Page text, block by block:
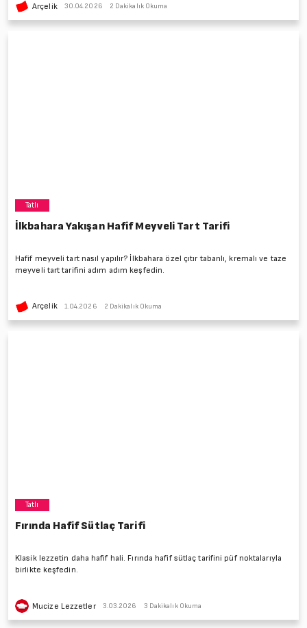
Arçelik 30.04.2026 2 Dakikalık Okuma
Tatlı
İlkbahara Yakışan Hafif Meyveli Tart Tarifi
Hafif meyveli tart nasıl yapılır? İlkbahara özel çıtır tabanlı, kremalı ve taze
meyveli tart tarifini adım adım keşfedin.
Arçelik 1.04.2026 2 Dakikalık Okuma
Tatlı
Fırında Hafif Sütlaç Tarifi
Klasik lezzetin daha hafif hali. Fırında hafif sütlaç tarifini püf noktalarıyla
birlikte keşfedin.
Mucize Lezzetler 3.03.2026 3 Dakikalık Okuma